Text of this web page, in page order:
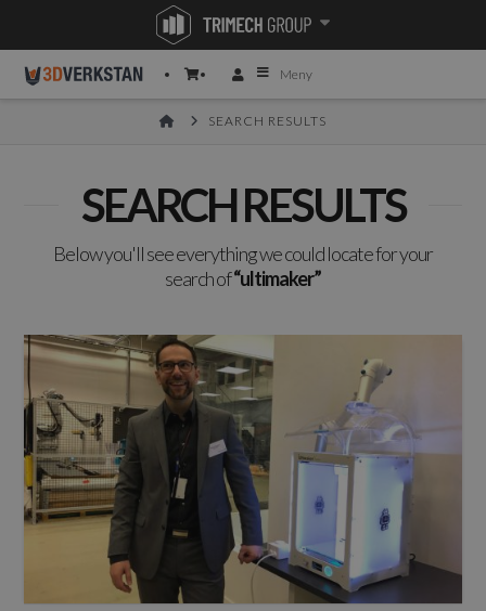
Meny
HOMESEARCH RESULTS
SEARCH RESULTS
Below you'll see everything we could locate for your
search of“ultimaker”